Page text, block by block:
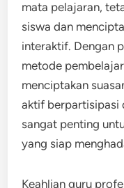
mata pelajaran,
siswa dan
interaktif. Dengan
metode
menciptakan
aktif berpartisipasi
sangat penting
yang siap
Keahlian guru